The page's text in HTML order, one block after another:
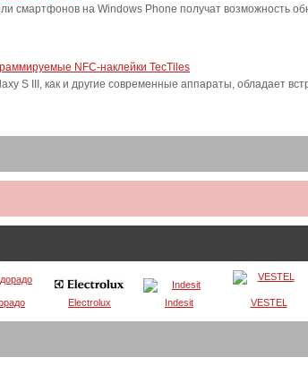
смартфонов на Windows Phone получат возможность
NFC-наклейки TecTiles
S III, как и другие современные аппараты, обладает
Electrolux Indesit VESTEL